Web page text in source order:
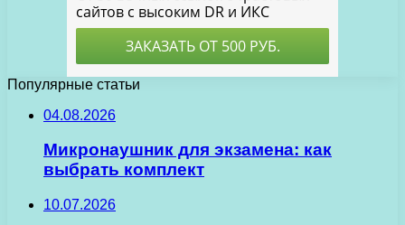
Популярные статьи
04.08.2026
Микронаушник для экзамена: как
выбрать комплект
10.07.2026